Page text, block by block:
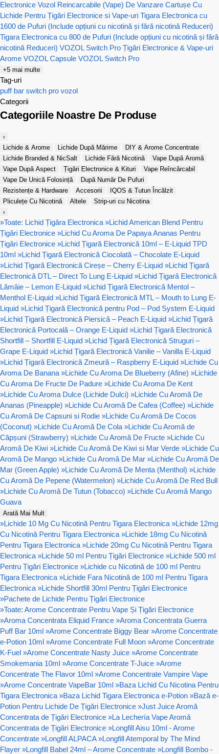
Electronice Vozol Reincarcabile (Vape) De Vanzare Cartușe Cu
Lichide Pentru Țigări Electronice si Vape-uri Tigara Electronica cu
1600 de Pufuri (Include opțiuni cu nicotină și fără nicotină Reduceri)
Tigara Electronica cu 800 de Pufuri (Include opțiuni cu nicotină și fără
nicotină Reduceri) VOZOL Switch Pro Țigări Electronice & Vape-uri
Arome VOZOL Capsule VOZOL Switch Pro
+5 mai multe
Tag-uri
puff bar switch pro vozol
Categorii
Categoriile Noastre De Produse
‹
Lichide & Arome
Lichide După Mărime
DIY & Arome Concentrate
Lichide Branded & NicSalt
Lichide Fără Nicotină
Vape După Aromă
Vape După Aspect
Țigări Electronice & Kituri
Vape Reîncărcabil
Vape De Unică Folosință
După Număr De Pufuri
Rezistențe & Hardware
Accesorii
IQOS & Tutun Încălzit
Pliculețe Cu Nicotină
Altele
Strip-uri cu Nicotina
›
»Toate: Lichid Țigăra Electronica »Lichid American Blend Pentru
Țigări Electronice »Lichid Cu Aroma De Papaya Ananas Pentru
Țigări Electronice »Lichid Țigară Electronică 10ml – E-Liquid TPD
10ml »Lichid Țigară Electronică Ciocolată – Chocolate E-Liquid
»Lichid Țigară Electronică Cireșe – Cherry E-Liquid »Lichid Țigară
Electronică DTL – Direct To Lung E-Liquid »Lichid Țigară Electronică
Lămâie – Lemon E-Liquid »Lichid Țigară Electronică Mentol –
Menthol E-Liquid »Lichid Țigară Electronică MTL – Mouth to Lung E-
Liquid »Lichid Țigară Electronică pentru Pod – Pod System E-Liquid
»Lichid Țigară Electronică Piersică – Peach E-Liquid »Lichid Țigară
Electronică Portocală – Orange E-Liquid »Lichid Țigară Electronică
Shortfill – Shortfill E-Liquid »Lichid Țigară Electronică Struguri –
Grape E-Liquid »Lichid Țigară Electronică Vanilie – Vanilla E-Liquid
»Lichid Țigară Electronică Zmeură – Raspberry E-Liquid »Lichide Cu
Aroma De Banana »Lichide Cu Aroma De Blueberry (Afine) »Lichide
Cu Aroma De Fructe De Padure »Lichide Cu Aroma De Kent
»Lichide Cu Aroma Dulce (Lichide Dulci) »Lichide Cu Aromă De
Ananas (Pineapple) »Lichide Cu Aromă De Cafea (Coffee) »Lichide
Cu Aromă De Capsuni si Rodie »Lichide Cu Aromă De Cocos
(Coconut) »Lichide Cu Aromă De Cola »Lichide Cu Aromă de
Căpșuni (Strawberry) »Lichide Cu Aromă De Fructe »Lichide Cu
Aromă De Kiwi »Lichide Cu Aromă De Kiwi si Mar Verde »Lichide Cu
Aromă De Mango »Lichide Cu Aromă De Mar »Lichide Cu Aromă De
Mar (Green Apple) »Lichide Cu Aromă De Menta (Menthol) »Lichide
Cu Aromă De Pepene (Watermelon) »Lichide Cu Aromă De Red Bull
»Lichide Cu Aromă De Tutun (Tobacco) »Lichide Cu Aromă Mango
Guava
Arată Mai Mult
»Lichide 10 Mg Cu Nicotină Pentru Tigara Electronica »Lichide 12mg
Cu Nicotină Pentru Tigara Electronica »Lichide 18mg Cu Nicotină
Pentru Tigara Electronica »Lichide 20mg Cu Nicotină Pentru Tigara
Electronica »Lichide 50 ml Pentru Țigări Electronice »Lichide 500 ml
Pentru Țigări Electronice »Lichide cu Nicotină de 100 ml Pentru
Tigara Electronica »Lichide Fara Nicotină de 100 ml Pentru Tigara
Electronica »Lichide Shortfill 30ml Pentru Țigări Electronice
»Pachete de Lichide Pentru Țigări Electronice
»Toate: Arome Concentrate Pentru Vape Și Țigări Electronice
»Aroma Concentrata Eliquid France »Aroma Concentrata Guerra
Puff Bar 10ml »Arome Concentrate Biggy Bear »Arome Concentrate
e-Potion 10ml »Arome Concentrate Full Moon »Arome Concentrate
K-Fuel »Arome Concentrate Nasty Juice »Arome Concentrate
Smokemania 10ml »Arome Concentrate T-Juice »Arome
Concentrate The Flavor 10ml »Arome Concentrate Vampire Vape
»Arome Concentrate VapeBar 10ml »Baza Lichid Cu Nicotina Pentru
Tigara Electronica »Baza Lichid Tigara Electronica e-Potion »Bază e-
Potion Pentru Lichide De Țigări Electronice »Just Juice Aromă
Concentrata de Țigări Electronice »La Lechería Vape Aromă
Concentrata de Țigări Electronice »Longfill Aisu 10ml - Arome
Concentrate »Longfill ALPACA »Longfill Atemporal by The Mind
Flayer »Longfill Babel 24ml – Arome Concentrate »Longfill Bombo -